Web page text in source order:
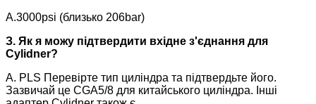
A.3000psi (близько 206bar)
З. Як я можу підтвердити вхідне з'єднання для
Cylidner?
A. PLS Перевірте тип циліндра та підтвердьте його.
Зазвичай це CGA5/8 для китайського циліндра. Інші